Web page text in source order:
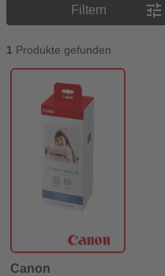
Filtern tune
1 Produkte gefunden
Canon